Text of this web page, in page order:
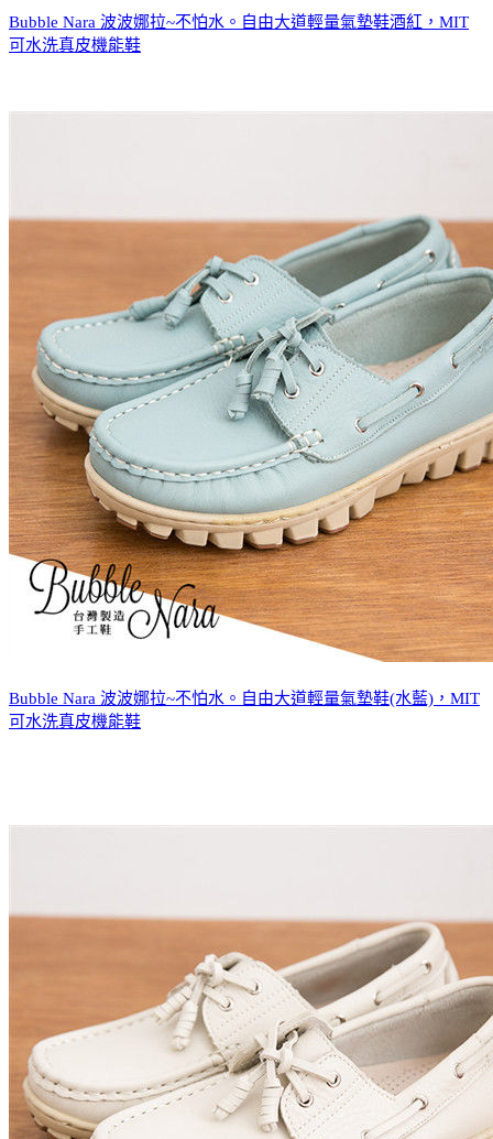
Bubble Nara 波波娜拉~不怕水。自由大道輕量氣墊鞋酒紅，MIT
可水洗真皮機能鞋
Bubble Nara 波波娜拉~不怕水。自由大道輕量氣墊鞋(水藍)，MIT
可水洗真皮機能鞋